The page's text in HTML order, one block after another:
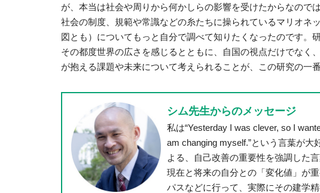
が、本当は社会や周りから何かしらの影響を受けたからなので
社会の制度、規範や常識などの糸たちに操られているマリオネ
図とも）についてもっと自分で調べて知りたくなったのです。
その都度世界の広さを感じるとともに、自国の視点だけでなく
が抱える課題や未来について考えられることが、この研究の一
シム先生からのメッセージ
私は“Yesterday I was clever, so I
am changing myself.”という言葉が
よる、自己改善の重要性を強調した
現在と将来の自分との「変化値」が
パスなどに行って、実際にその建学